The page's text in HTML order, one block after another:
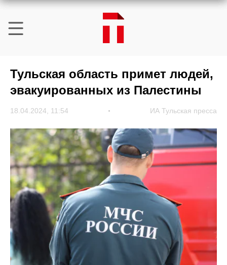
Тульская область примет людей,
эвакуированных из Палестины
18.04.2024, 11:54 ИА Тульская пресса